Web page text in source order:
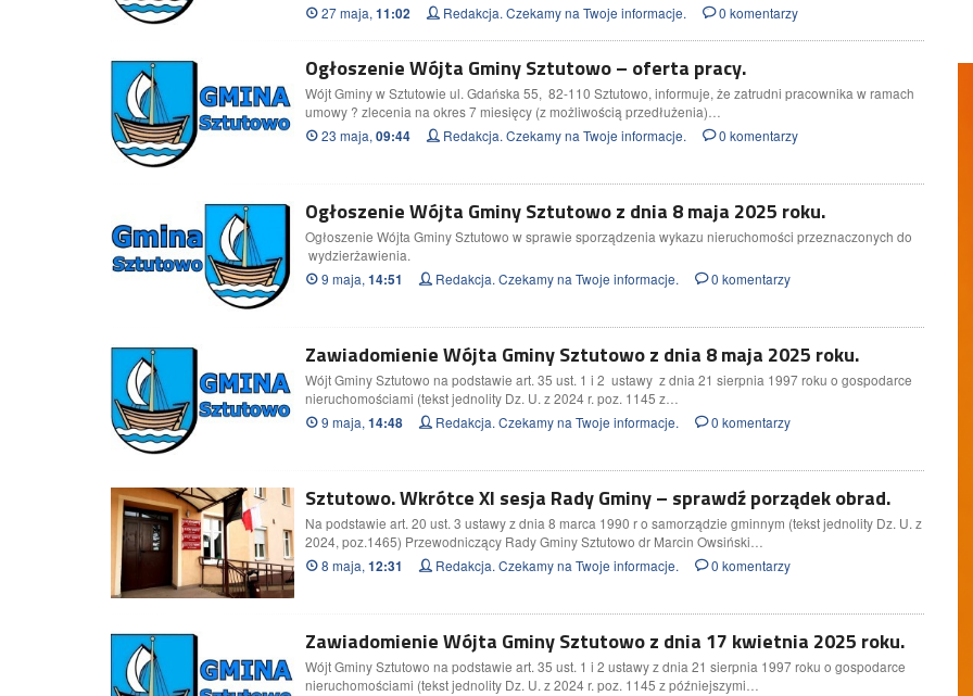
27 maja, 11:02 Redakcja. Czekamy na Twoje informacje. 0 komentarzy
Ogłoszenie Wójta Gminy Sztutowo – oferta pracy.
Wójt Gminy w Sztutowie ul. Gdańska 55, 82-110 Sztutowo, informuje, że zatrudni pracownika w ramach
umowy ? zlecenia na okres 7 miesięcy (z możliwością przedłużenia)…
23 maja, 09:44 Redakcja. Czekamy na Twoje informacje. 0 komentarzy
Ogłoszenie Wójta Gminy Sztutowo z dnia 8 maja 2025 roku.
Ogłoszenie Wójta Gminy Sztutowo w sprawie sporządzenia wykazu nieruchomości przeznaczonych do
wydzierżawienia.
9 maja, 14:51 Redakcja. Czekamy na Twoje informacje. 0 komentarzy
Zawiadomienie Wójta Gminy Sztutowo z dnia 8 maja 2025 roku.
Wójt Gminy Sztutowo na podstawie art. 35 ust. 1 i 2 ustawy z dnia 21 sierpnia 1997 roku o gospodarce
nieruchomościami (tekst jednolity Dz. U. z 2024 r. poz. 1145 z…
9 maja, 14:48 Redakcja. Czekamy na Twoje informacje. 0 komentarzy
Sztutowo. Wkrótce XI sesja Rady Gminy – sprawdź porządek obrad.
Na podstawie art. 20 ust. 3 ustawy z dnia 8 marca 1990 r o samorządzie gminnym (tekst jednolity Dz. U. z
2024, poz.1465) Przewodniczący Rady Gminy Sztutowo dr Marcin Owsiński…
8 maja, 12:31 Redakcja. Czekamy na Twoje informacje. 0 komentarzy
Zawiadomienie Wójta Gminy Sztutowo z dnia 17 kwietnia 2025 roku.
Wójt Gminy Sztutowo na podstawie art. 35 ust. 1 i 2 ustawy z dnia 21 sierpnia 1997 roku o gospodarce
nieruchomościami (tekst jednolity Dz. U. z 2024 r. poz. 1145 z późniejszymi…